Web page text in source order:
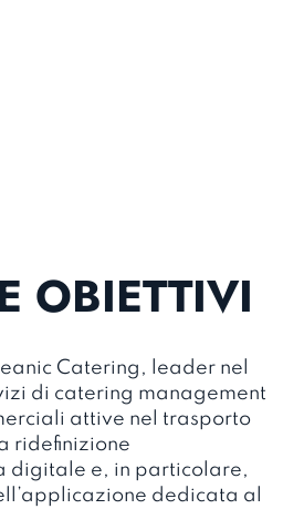
OBIETTIVI
Catering, leader nel
di catering management
attive nel trasporto
ridefinizione
digitale e, in particolare,
dedicata al